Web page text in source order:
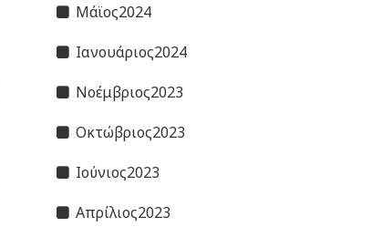
Μάϊος2024
Ιανουάριος2024
Νοέμβριος2023
Οκτώβριος2023
Ιούνιος2023
Απρίλιος2023